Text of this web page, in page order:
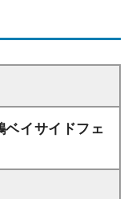
イサイドフェ